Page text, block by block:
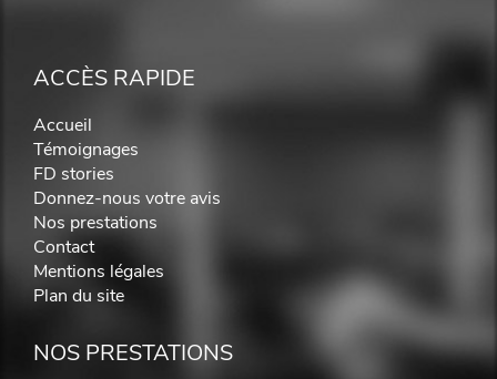
ACCÈS RAPIDE
Accueil
Témoignages
FD stories
Donnez-nous votre avis
Nos prestations
Contact
Mentions légales
Plan du site
NOS PRESTATIONS